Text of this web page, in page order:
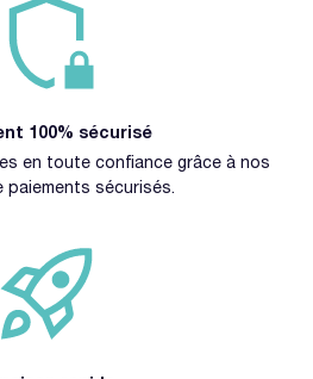
100% sécurisé
en toute confiance grâce à nos
paiements sécurisés.